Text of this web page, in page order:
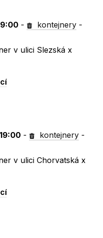
- kontejnery -
v ulici Slezská x
- kontejnery -
v ulici Chorvatská x